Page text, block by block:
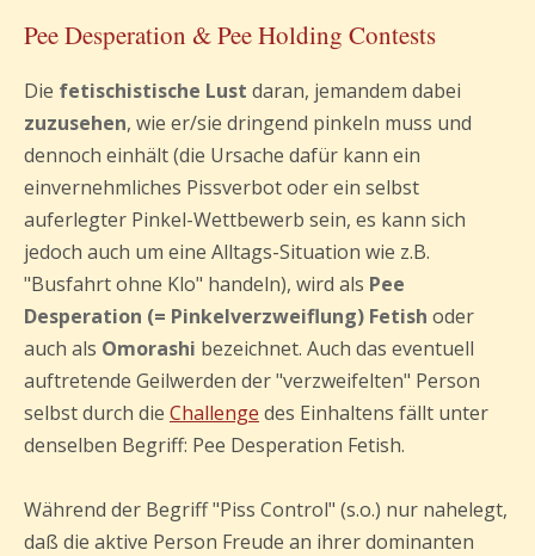
Pee Desperation & Pee Holding Contests
Die fetischistische Lust daran, jemandem dabei
zuzusehen, wie er/sie dringend pinkeln muss und
dennoch einhält (die Ursache dafür kann ein
einvernehmliches Pissverbot oder ein selbst
auferlegter Pinkel-Wettbewerb sein, es kann sich
jedoch auch um eine Alltags-Situation wie z.B.
"Busfahrt ohne Klo" handeln), wird als Pee
Desperation (= Pinkelverzweiflung) Fetish oder
auch als Omorashi bezeichnet. Auch das eventuell
auftretende Geilwerden der "verzweifelten" Person
selbst durch die Challenge des Einhaltens fällt unter
denselben Begriff: Pee Desperation Fetish.
Während der Begriff "Piss Control" (s.o.) nur nahelegt,
daß die aktive Person Freude an ihrer dominanten